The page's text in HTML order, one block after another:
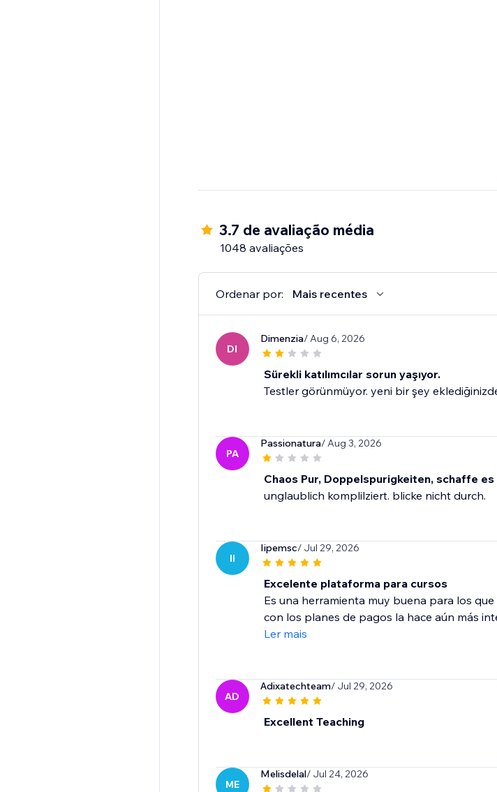
3.7 de avaliação média
1048 avaliações
Ordenar por: Mais recentes
DI
Dimenzia/ Aug 6, 2026
Sürekli katılımcılar sorun yaşıyor.
Testler görünmüyor. yeni bir şey
PA
Passionatura/ Aug 3, 2026
Chaos Pur, Doppelspurigkeiten, schaffe
unglaublich komplilziert. blicke nicht durch.
II
Iipemsc/ Jul 29, 2026
Excelente plataforma para cursos
Es una herramienta muy buena para los
con los planes de pagos la hace aún más
Ler mais
AD
Adixatechteam/ Jul 29, 2026
Excellent Teaching
ME
Melisdelal/ Jul 24, 2026